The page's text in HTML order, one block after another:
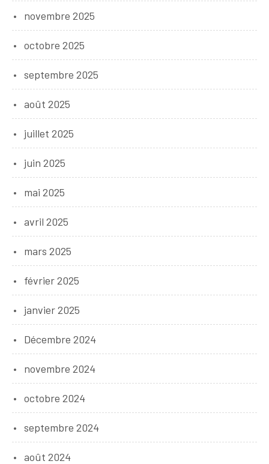
novembre 2025
octobre 2025
septembre 2025
août 2025
juillet 2025
juin 2025
mai 2025
avril 2025
mars 2025
février 2025
janvier 2025
Décembre 2024
novembre 2024
octobre 2024
septembre 2024
août 2024